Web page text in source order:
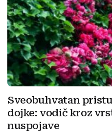
Sveobuhvatan
dojke: vodič kroz
nuspojave